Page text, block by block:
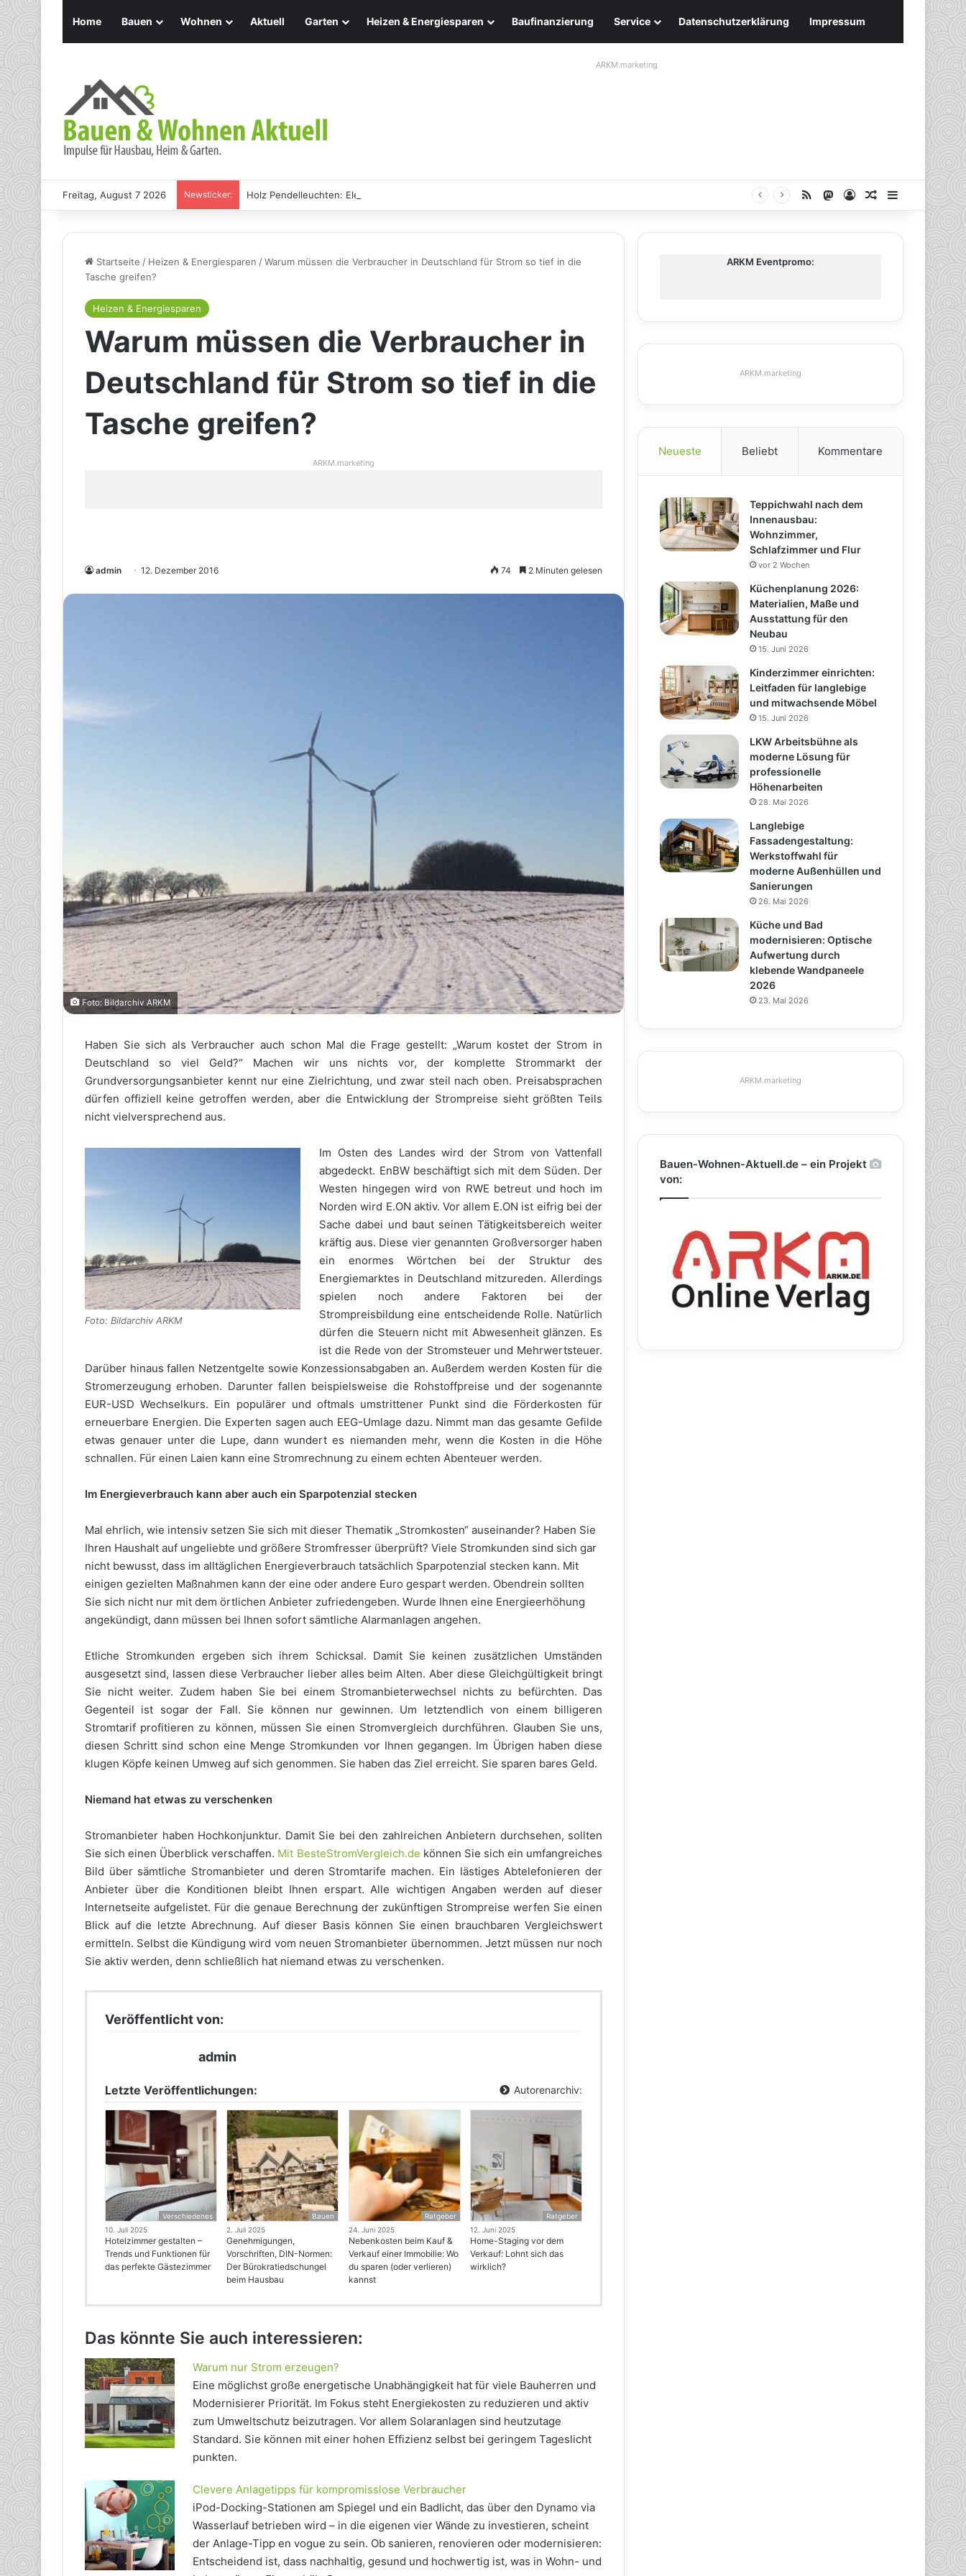
Home Bauen Wohnen Aktuell Garten Heizen & Energiesparen Baufinanzierung Service Datenschutzerklärung Impressum
ARKM.marketing
Freitag, August 7 2026 Newsticker: Holz Pendelleuchten: Eleganz und Nachhaltigkeit für Ihr Zuhause RSS Mastodon
AnmeldenZufälliger
Startseite / Heizen & Energiesparen /Warum müssen die Verbraucher in Deutschland für Strom so tief in die
Tasche greifen?
Heizen & Energiesparen
Warum müssen die Verbraucher in
Deutschland für Strom so tief in die
Tasche greifen?
ARKM.marketing
admin 12. Dezember 2016 74 2 Minuten gelesen
Foto: Bildarchiv ARKM
Haben Sie sich als Verbraucher auch schon Mal die Frage gestellt: „Warum kostet der Strom in
Deutschland so viel Geld?“ Machen wir uns nichts vor, der komplette Strommarkt der
Grundversorgungsanbieter kennt nur eine Zielrichtung, und zwar steil nach oben. Preisabsprachen
dürfen offiziell keine getroffen werden, aber die Entwicklung der Strompreise sieht größten Teils
nicht vielversprechend aus.
Foto: Bildarchiv ARKM
Im Osten des Landes wird der Strom von Vattenfall
abgedeckt. EnBW beschäftigt sich mit dem Süden. Der
Westen hingegen wird von RWE betreut und hoch im
Norden wird E.ON aktiv. Vor allem E.ON ist eifrig bei der
Sache dabei und baut seinen Tätigkeitsbereich weiter
kräftig aus. Diese vier genannten Großversorger haben
ein enormes Wörtchen bei der Struktur des
Energiemarktes in Deutschland mitzureden. Allerdings
spielen noch andere Faktoren bei der
Strompreisbildung eine entscheidende Rolle. Natürlich
dürfen die Steuern nicht mit Abwesenheit glänzen. Es
ist die Rede von der Stromsteuer und Mehrwertsteuer.
Darüber hinaus fallen Netzentgelte sowie Konzessionsabgaben an. Außerdem werden Kosten für die
Stromerzeugung erhoben. Darunter fallen beispielsweise die Rohstoffpreise und der sogenannte
EUR-USD Wechselkurs. Ein populärer und oftmals umstrittener Punkt sind die Förderkosten für
erneuerbare Energien. Die Experten sagen auch EEG-Umlage dazu. Nimmt man das gesamte Gefilde
etwas genauer unter die Lupe, dann wundert es niemanden mehr, wenn die Kosten in die Höhe
schnallen. Für einen Laien kann eine Stromrechnung zu einem echten Abenteuer werden.
Im Energieverbrauch kann aber auch ein Sparpotenzial stecken
Mal ehrlich, wie intensiv setzen Sie sich mit dieser Thematik „Stromkosten“ auseinander? Haben Sie
Ihren Haushalt auf ungeliebte und größere Stromfresser überprüft? Viele Stromkunden sind sich gar
nicht bewusst, dass im alltäglichen Energieverbrauch tatsächlich Sparpotenzial stecken kann. Mit
einigen gezielten Maßnahmen kann der eine oder andere Euro gespart werden. Obendrein sollten
Sie sich nicht nur mit dem örtlichen Anbieter zufriedengeben. Wurde Ihnen eine Energieerhöhung
angekündigt, dann müssen bei Ihnen sofort sämtliche Alarmanlagen angehen.
Etliche Stromkunden ergeben sich ihrem Schicksal. Damit Sie keinen zusätzlichen Umständen
ausgesetzt sind, lassen diese Verbraucher lieber alles beim Alten. Aber diese Gleichgültigkeit bringt
Sie nicht weiter. Zudem haben Sie bei einem Stromanbieterwechsel nichts zu befürchten. Das
Gegenteil ist sogar der Fall. Sie können nur gewinnen. Um letztendlich von einem billigeren
Stromtarif profitieren zu können, müssen Sie einen Stromvergleich durchführen. Glauben Sie uns,
diesen Schritt sind schon eine Menge Stromkunden vor Ihnen gegangen. Im Übrigen haben diese
klugen Köpfe keinen Umweg auf sich genommen. Sie haben das Ziel erreicht. Sie sparen bares Geld.
Niemand hat etwas zu verschenken
Stromanbieter haben Hochkonjunktur. Damit Sie bei den zahlreichen Anbietern durchsehen, sollten
Sie sich einen Überblick verschaffen. Mit BesteStromVergleich.de können Sie sich ein umfangreiches
Bild über sämtliche Stromanbieter und deren Stromtarife machen. Ein lästiges Abtelefonieren der
Anbieter über die Konditionen bleibt Ihnen erspart. Alle wichtigen Angaben werden auf dieser
Internetseite aufgelistet. Für die genaue Berechnung der zukünftigen Strompreise werfen Sie einen
Blick auf die letzte Abrechnung. Auf dieser Basis können Sie einen brauchbaren Vergleichswert
ermitteln. Selbst die Kündigung wird vom neuen Stromanbieter übernommen. Jetzt müssen nur noch
Sie aktiv werden, denn schließlich hat niemand etwas zu verschenken.
Veröffentlicht von:
admin
Letzte Veröffentlichungen: Autorenarchiv:
Verschiedenes
10. Juli 2025
Hotelzimmer gestalten –
Trends und Funktionen für
das perfekte Gästezimmer
Bauen
2. Juli 2025
Genehmigungen,
Vorschriften, DIN-Normen:
Der Bürokratiedschungel
beim Hausbau
Ratgeber
24. Juni 2025
Nebenkosten beim Kauf &
Verkauf einer Immobilie: Wo
du sparen (oder verlieren)
kannst
Ratgeber
12. Juni 2025
Home-Staging vor dem
Verkauf: Lohnt sich das
wirklich?
Das könnte Sie auch interessieren:
Warum nur Strom erzeugen?
Eine möglichst große energetische Unabhängigkeit hat für viele Bauherren und
Modernisierer Priorität. Im Fokus steht Energiekosten zu reduzieren und aktiv
zum Umweltschutz beizutragen. Vor allem Solaranlagen sind heutzutage
Standard. Sie können mit einer hohen Effizienz selbst bei geringem Tageslicht
punkten.
Clevere Anlagetipps für kompromisslose Verbraucher
iPod-Docking-Stationen am Spiegel und ein Badlicht, das über den Dynamo via
Wasserlauf betrieben wird – in die eigenen vier Wände zu investieren, scheint
der Anlage-Tipp en vogue zu sein. Ob sanieren, renovieren oder modernisieren:
Entscheidend ist, dass nachhaltig, gesund und hochwertig ist, was in Wohn- und
ARKM Eventpromo:
ARKM.marketing
Neueste Beliebt Kommentare
Teppichwahl nach dem
Innenausbau:
Wohnzimmer,
Schlafzimmer und Flur
vor 2 Wochen
Küchenplanung 2026:
Materialien, Maße und
Ausstattung für den
Neubau
15. Juni 2026
Kinderzimmer einrichten:
Leitfaden für langlebige
und mitwachsende Möbel
15. Juni 2026
LKW Arbeitsbühne als
moderne Lösung für
professionelle
Höhenarbeiten
28. Mai 2026
Langlebige
Fassadengestaltung:
Werkstoffwahl für
moderne Außenhüllen und
Sanierungen
26. Mai 2026
Küche und Bad
modernisieren: Optische
Aufwertung durch
klebende Wandpaneele
2026
23. Mai 2026
ARKM.marketing
Bauen-Wohnen-Aktuell.de – ein Projekt
von: